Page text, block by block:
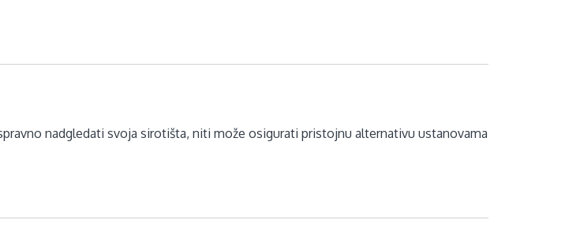
nadgledati svoja sirotišta, niti može osigurati pristojnu alternativu ustanovama